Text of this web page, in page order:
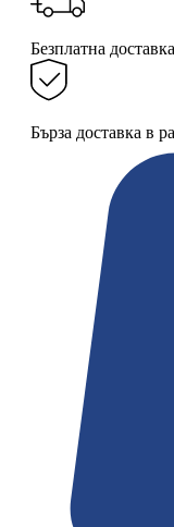
с
се
плот,
изработена
дърво
регулируема
височина
Безплатна
Бърза доставка в